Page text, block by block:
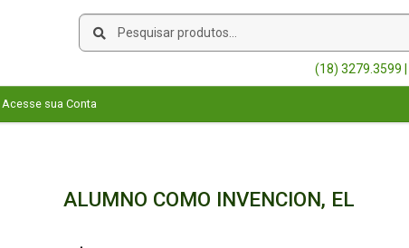
Pesquisar
Pesquisar
(18) 3279.3599 |
Acesse sua Conta
ALUMNO COMO INVENCION, EL